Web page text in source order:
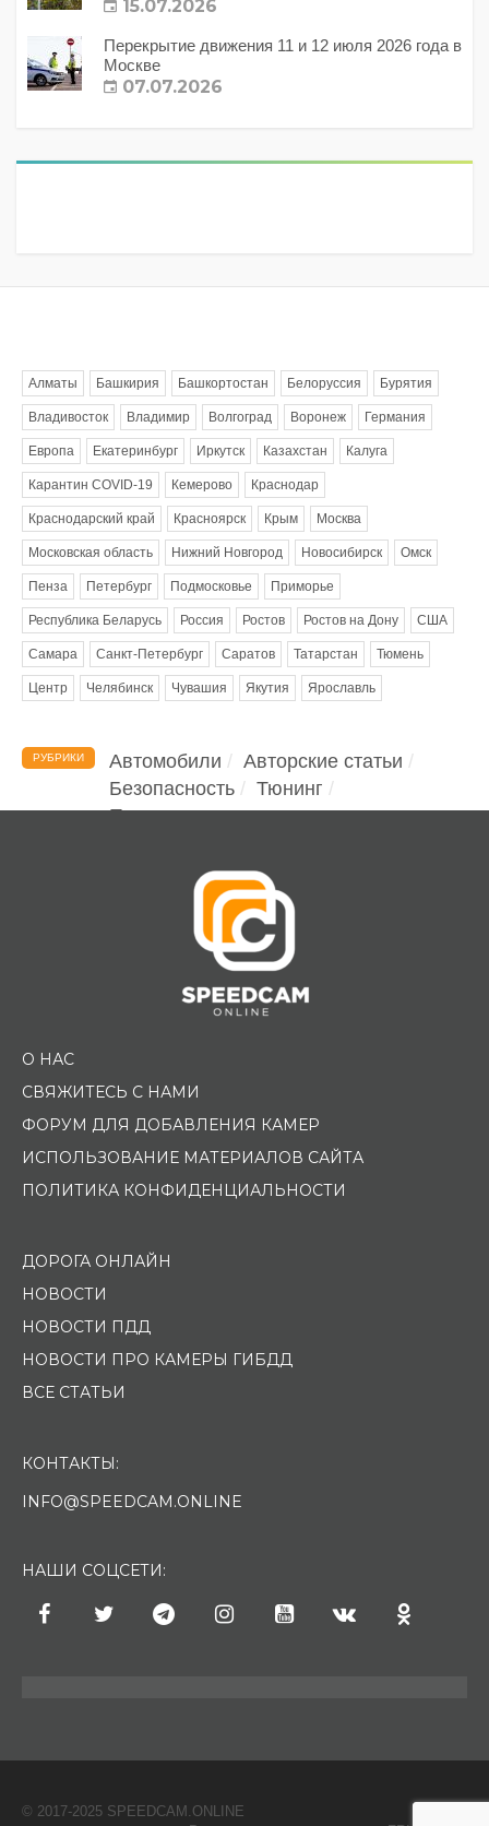
15.07.2026
Перекрытие движения 11 и 12 июля 2026 года в
Москве
07.07.2026
Алматы Башкирия Башкортостан Белоруссия Бурятия
Владивосток Владимир Волгоград Воронеж Германия
Европа Екатеринбург Иркутск Казахстан Калуга
Карантин COVID-19 Кемерово Краснодар
Краснодарский край Красноярск Крым Москва
Московская область Нижний Новгород Новосибирск Омск
Пенза Петербург Подмосковье Приморье
Республика Беларусь Россия Ростов Ростов на Дону США
Самара Санкт-Петербург Саратов Татарстан Тюмень
Центр Челябинск Чувашия Якутия Ярославль
РУБРИКИ Автомобили
Авторские статьи
Безопасность
Тюнинг
Помощь водителю
О НАС
СВЯЖИТЕСЬ С НАМИ
ФОРУМ ДЛЯ ДОБАВЛЕНИЯ КАМЕР
ИСПОЛЬЗОВАНИЕ МАТЕРИАЛОВ САЙТА
ПОЛИТИКА КОНФИДЕНЦИАЛЬНОСТИ
ДОРОГА ОНЛАЙН
НОВОСТИ
НОВОСТИ ПДД
НОВОСТИ ПРО КАМЕРЫ ГИБДД
ВСЕ СТАТЬИ
КОНТАКТЫ:
INFO@SPEEDCAM.ONLINE
НАШИ СОЦСЕТИ:
© 2017-2025 SPEEDCAM.ONLINE